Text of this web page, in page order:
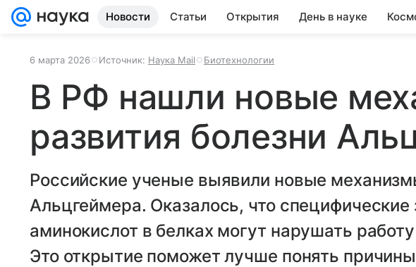
Новости Статьи Открытия День в науке
6 марта 2026 Источник: Наука Mail Биотехнологии
В РФ нашли новые
развития болезни
Российские ученые выявили новые
Альцгеймера. Оказалось, что
аминокислот в белках могут нарушать
Это открытие поможет лучше понять